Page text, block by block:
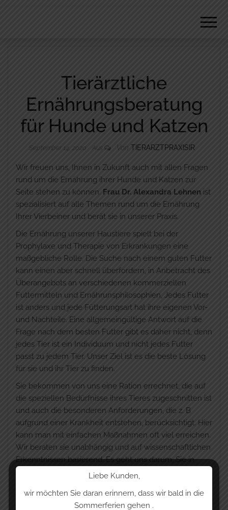
Tierärztliche
Ernährungsberatung
für Hunde und Katzen
September 14, 2020 Aus Von TIERARZTPRAXISIR
Wir freuen uns, Ihnen in Zukunft auch mit allen Fragen
rund um die Ernährung ihrer Hunde und Katzen zur
Seite stehen zu können. Frau Dr. Alexandra Lehnen ist
spezialisiert auf alle Themen rund um die Ernährung
Ihrer Vierbeiner und berät sie in unserer Praxis.
Die Ernährung unserer Haustiere spielt bei der
Prophylaxe und Therapie von Erkrankungen eine
maßgebliche Rolle. Die Suche nach einem guten Futter
kann einen aber schnell überfordern, in Anbetracht des
Überangebots an verschiedenen kommerziellen
Futtermitteln und Ernährunsphilosophien, Jedes Futter
ist anders und jede Fütterungsart hat ihre eigenen Vor-
und Nachteile. Eine allgemeingültige Antwort auf die
Frage nach dem besten Futter gibt es daher nicht, denn
jedes Tier ist ein Individuum und nicht jedes Futter
passt zu jedem Tier. Unser Ziel ist es die beste Lösung
für sie und ihr Tier zu finden.
Sie bekommen von uns eine Ration errechnet, die auf
die speziellen Bedürfnisse ihres Tieres zugeschnitten ist
und auch die besonderen Anforderungen, die z. B
aufgrund einer Krankheit entstehen, berücksichtigt. Hier
kann man mit einfachen Maßnahmen oft viel erreichen.
Wir beraten sie unabhängig und auf wissenschaftlichen
Erkenntnissen basierend. Es geht uns darum, Sie in
Ihren Wünschen und Möglichkeiten bestmöglich zu
Liebe Kunden,
wir möchten Sie daran erinnern, dass wir bald in die
Sommerferien gehen .